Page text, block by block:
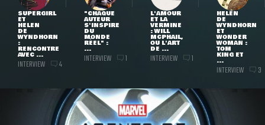
SUPERGIRL
ET
HELEN
DE
WYNDHORN
:
RENCONTRE
AVEC ...
INTERVIEW 4
"CHAQUE
AUTEUR
S'INSPIRE
DU
MONDE
RÉEL" :
...
INTERVIEW 1
L'AMOUR
ET LA
VERMINE
: WILL
MCPHAIL,
OU L'ART
DE ...
INTERVIEW 1
HELEN
DE
WYNDHORN
ET
WONDER
WOMAN :
TOM
KING ET
...
INTERVIEW 3